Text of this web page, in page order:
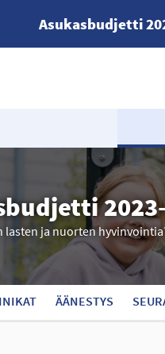
Asukasbudjetti
ja nuorten
ÄÄNESTYS